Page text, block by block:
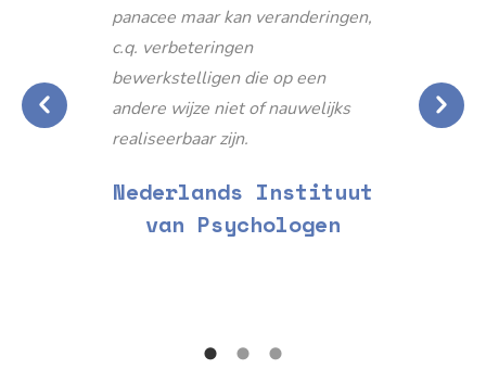
panacee maar kan veranderingen,
c.q. verbeteringen
bewerkstelligen die op een
andere wijze niet of nauwelijks
realiseerbaar zijn.
Nederlands Instituut
van Psychologen